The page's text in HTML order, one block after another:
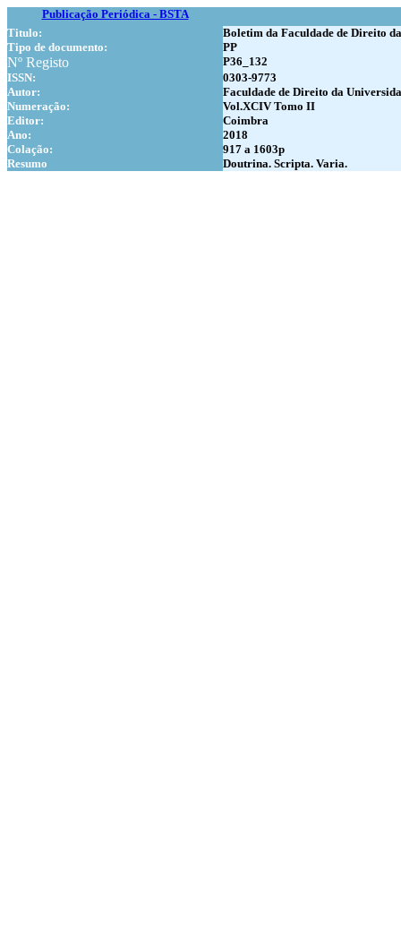
Publicação Periódica - BSTA
Titulo:
Boletim da Faculdade de Direito
Tipo de documento:
PP
Nº Registo
P36_132
ISSN:
0303-9773
Autor:
Faculdade de Direito da
Numeração:
Vol.XCIV Tomo II
Editor:
Coimbra
Ano:
2018
Colação:
917 a 1603p
Resumo
Doutrina. Scripta. Varia.